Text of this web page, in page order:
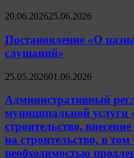
20.06.202625.06.2026
Постановление «О
слушаний»
25.05.202601.06.2026
Административный
муниципальной услуги
строительство,
на строительство, в том
необходимостью